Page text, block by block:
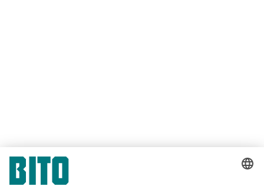
Download Arbeitsschutzgesetz (ArbSchG)
(ArbStättV)